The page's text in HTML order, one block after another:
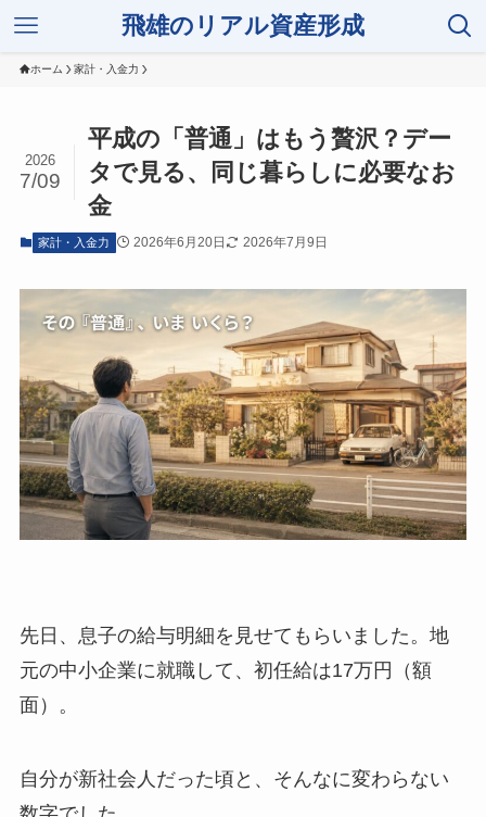
飛雄のリアル資産形成
ホーム 家計・入金力
平成の「普通」はもう贅沢？デー
タで見る、同じ暮らしに必要なお
金
2026
7/09
家計・入金力 2026年6月20日 2026年7月9日
先日、息子の給与明細を見せてもらいました。地
元の中小企業に就職して、初任給は17万円（額
面）。
自分が新社会人だった頃と、そんなに変わらない